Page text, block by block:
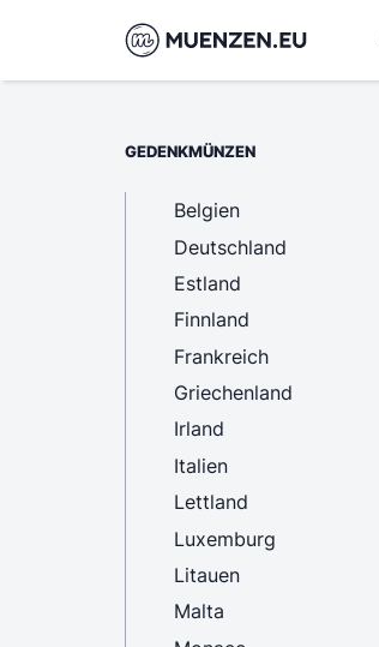
GEDENKMÜNZEN
Belgien
Deutschland
Estland
Finnland
Frankreich
Griechenland
Irland
Italien
Lettland
Luxemburg
Litauen
Malta